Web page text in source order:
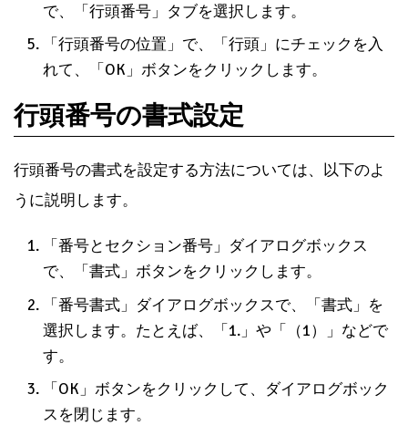
で、「行頭番号」タブを選択します。
「行頭番号の位置」で、「行頭」にチェックを入
れて、「OK」ボタンをクリックします。
行頭番号の書式設定
行頭番号の書式を設定する方法については、以下のよ
うに説明します。
「番号とセクション番号」ダイアログボックス
で、「書式」ボタンをクリックします。
「番号書式」ダイアログボックスで、「書式」を
選択します。たとえば、「1.」や「（1）」などで
す。
「OK」ボタンをクリックして、ダイアログボック
スを閉じます。